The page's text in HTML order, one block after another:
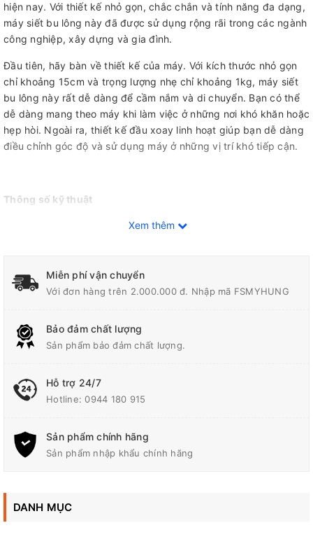
hiện nay. Với thiết kế nhỏ gọn, chắc chắn và tính năng đa dạng,
máy siết bu lông này đã được sử dụng rộng rãi trong các ngành
công nghiệp, xây dựng và gia đình.
Đầu tiên, hãy bàn về thiết kế của máy. Với kích thước nhỏ gọn
chỉ khoảng 15cm và trọng lượng nhẹ chỉ khoảng 1kg, máy siết
bu lông này rất dễ dàng để cầm nắm và di chuyển. Bạn có thể
dễ dàng mang theo máy khi làm việc ở những nơi khó khăn hoặc
hẹp hòi. Ngoài ra, thiết kế đầu xoay linh hoạt giúp bạn dễ dàng
điều chỉnh góc độ và sử dụng máy ở những vị trí khó tiếp cận.
Thông số kỹ thuật
Lực Siết Tối Đa 140 N·m
Trọng Lượng
Xem thêm
Miễn phí vận chuyển
Với đơn hàng trên 2.000.000 đ. Nhập mã FSMYHUNG
Bảo đảm chất lượng
Sản phẩm bảo đảm chất lượng.
Hỗ trợ 24/7
Hotline:0944 180 915
Sản phẩm chính hãng
Sản phẩm nhập khẩu chính hãng
DANH MỤC